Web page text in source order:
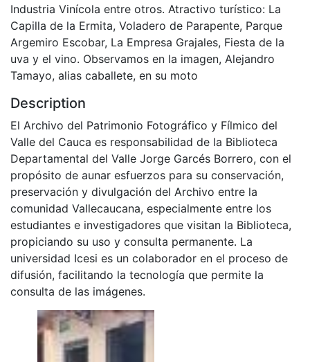
Industria Vinícola entre otros. Atractivo turístico: La
Capilla de la Ermita, Voladero de Parapente, Parque
Argemiro Escobar, La Empresa Grajales, Fiesta de la
uva y el vino. Observamos en la imagen, Alejandro
Tamayo, alias caballete, en su moto
Description
El Archivo del Patrimonio Fotográfico y Fílmico del
Valle del Cauca es responsabilidad de la Biblioteca
Departamental del Valle Jorge Garcés Borrero, con el
propósito de aunar esfuerzos para su conservación,
preservación y divulgación del Archivo entre la
comunidad Vallecaucana, especialmente entre los
estudiantes e investigadores que visitan la Biblioteca,
propiciando su uso y consulta permanente. La
universidad Icesi es un colaborador en el proceso de
difusión, facilitando la tecnología que permite la
consulta de las imágenes.